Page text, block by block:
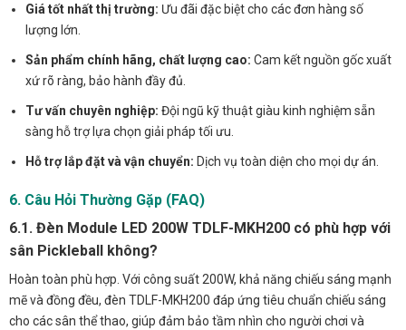
Giá tốt nhất thị trường: Ưu đãi đặc biệt cho các đơn hàng số
lượng lớn.
Sản phẩm chính hãng, chất lượng cao: Cam kết nguồn gốc xuất
xứ rõ ràng, bảo hành đầy đủ.
Tư vấn chuyên nghiệp: Đội ngũ kỹ thuật giàu kinh nghiệm sẵn
sàng hỗ trợ lựa chọn giải pháp tối ưu.
Hỗ trợ lắp đặt và vận chuyển: Dịch vụ toàn diện cho mọi dự án.
6. Câu Hỏi Thường Gặp (FAQ)
6.1. Đèn Module LED 200W TDLF-MKH200 có phù hợp với
sân Pickleball không?
Hoàn toàn phù hợp. Với công suất 200W, khả năng chiếu sáng mạnh
mẽ và đồng đều, đèn TDLF-MKH200 đáp ứng tiêu chuẩn chiếu sáng
cho các sân thể thao, giúp đảm bảo tầm nhìn cho người chơi và